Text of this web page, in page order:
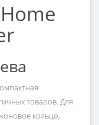
товаров. Для
кольцо,